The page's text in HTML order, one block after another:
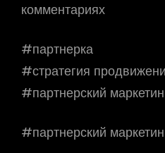
комментариях
#партнерка
#стратегия
#партнерский
#партнерский